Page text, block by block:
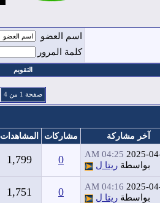
اسم العضو
كلمة المرور
التقويم
صفحة 1 من 4
آخر مشاركة مشاركات المشاهدات
2025-
04:25 AM
بواسطة ريتا ل 0
1,799
2025-
04:16 AM
بواسطة ريتا ل 0
1,751